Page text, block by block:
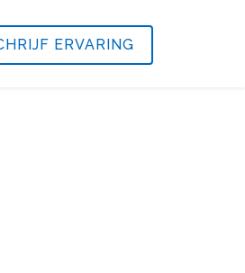
ERVARING